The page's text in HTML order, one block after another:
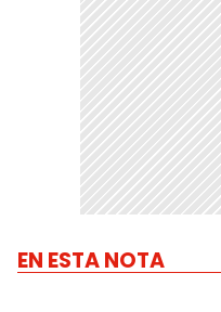
EN ESTA NOTA